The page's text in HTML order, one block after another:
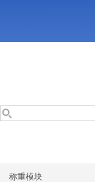
称重模块